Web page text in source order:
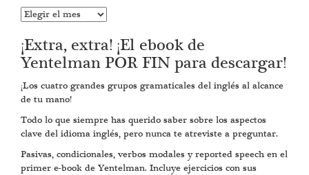
Entradas
¡Extra, extra! ¡El ebook de
Yentelman POR FIN para descargar!
¡Los cuatro grandes grupos gramaticales del inglés al alcance
de tu mano!
Todo lo que siempre has querido saber sobre los aspectos
clave del idioma inglés, pero nunca te atreviste a preguntar.
Pasivas, condicionales, verbos modales y reported speech en el
primer e-book de Yentelman. Incluye ejercicios con sus